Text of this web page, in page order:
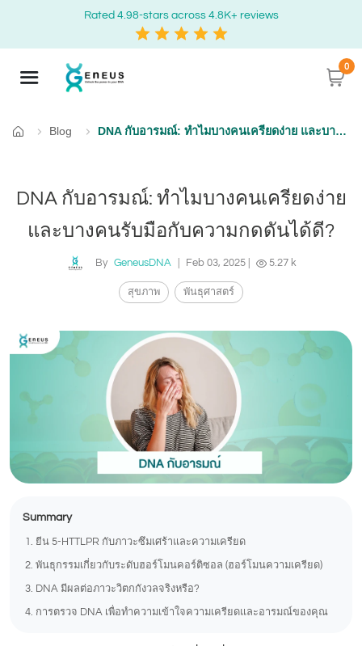
Rated 4.98-stars across 4.8K+ reviews
0
Home
Blog DNA กับอารมณ์: ทำไมบางคนเครียดง่าย และบางคนรับมือกับความกดดันได้ดี?
DNA กับอารมณ์: ทำไมบางคนเครียดง่าย
และบางคนรับมือกับความกดดันได้ดี?
By GeneusDNA Feb 03, 2025 5.27 k
สุขภาพ พันธุศาสตร์
Summary
1. ยีน 5-HTTLPR กับภาวะซึมเศร้าและความเครียด
2. พันธุกรรมเกี่ยวกับระดับฮอร์โมนคอร์ติซอล (ฮอร์โมนความเครียด)
3. DNA มีผลต่อภาวะวิตกกังวลจริงหรือ?
4. การตรวจ DNA เพื่อทำความเข้าใจความเครียดและอารมณ์ของคุณ